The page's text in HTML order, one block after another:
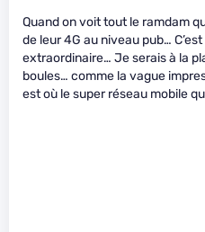
Quand on voit tout le ramdam
de leur 4G au niveau pub…
extraordinaire… Je serais à la
boules… comme la vague
est où le super réseau mobile